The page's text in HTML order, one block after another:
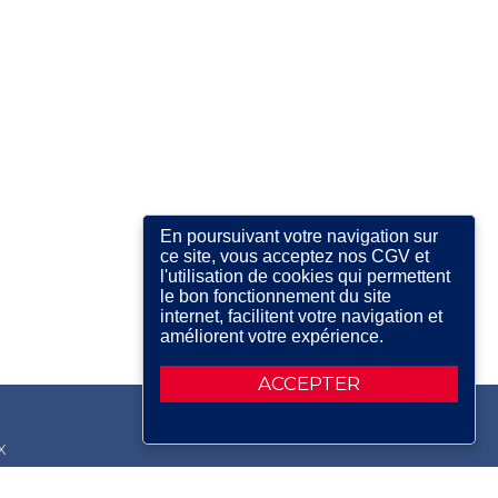
ACCEPTER
En poursuivant votre navigation sur
ce site, vous acceptez nos CGV et
l'utilisation de cookies qui permettent
le bon fonctionnement du site
internet, facilitent votre navigation et
améliorent votre expérience.